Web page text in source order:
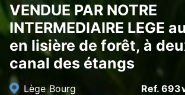
VENDUE PAR NOTRE
INTERMEDIAIRE LEGE
en lisière de forêt, à
canal des étangs
Lège Bourg Ref.